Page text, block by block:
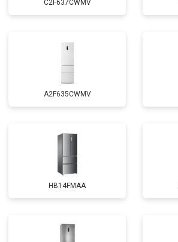
C2F637CWMV
A2F635CWMV
HB14FMAA